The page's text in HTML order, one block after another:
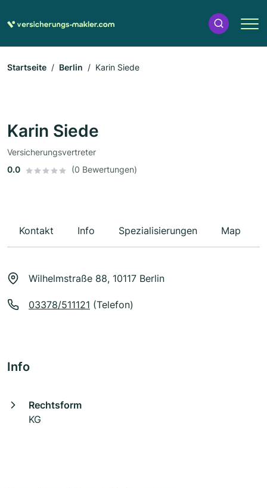
Startseite Berlin Karin Siede
Karin Siede
Versicherungsvertreter
0.0
(0 Bewertungen)
Kontakt Info Spezialisierungen Map
Wilhelmstraße 88, 10117 Berlin
03378/511121 (Telefon)
Info
Rechtsform
KG